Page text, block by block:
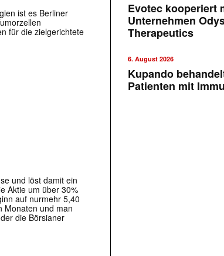
ist es Berliner
für die zielgerichtete
und löst damit ein
Aktie um über 30%
auf nurmehr 5,40
Monaten und man
die Börsianer
Evotec kooperiert
Unternehmen
Therapeutics
6. August 2026
Kupando
Patienten mit